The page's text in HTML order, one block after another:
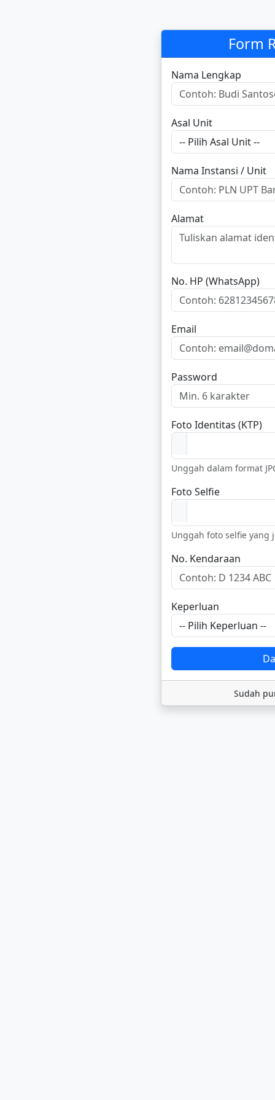
Form
Nama Lengkap
Asal Unit
Nama Instansi / Unit
Alamat
No. HP (WhatsApp)
Email
Password
Foto Identitas (KTP)
Unggah dalam format
Foto Selfie
Unggah foto selfie yang
No. Kendaraan
Keperluan
Sudah